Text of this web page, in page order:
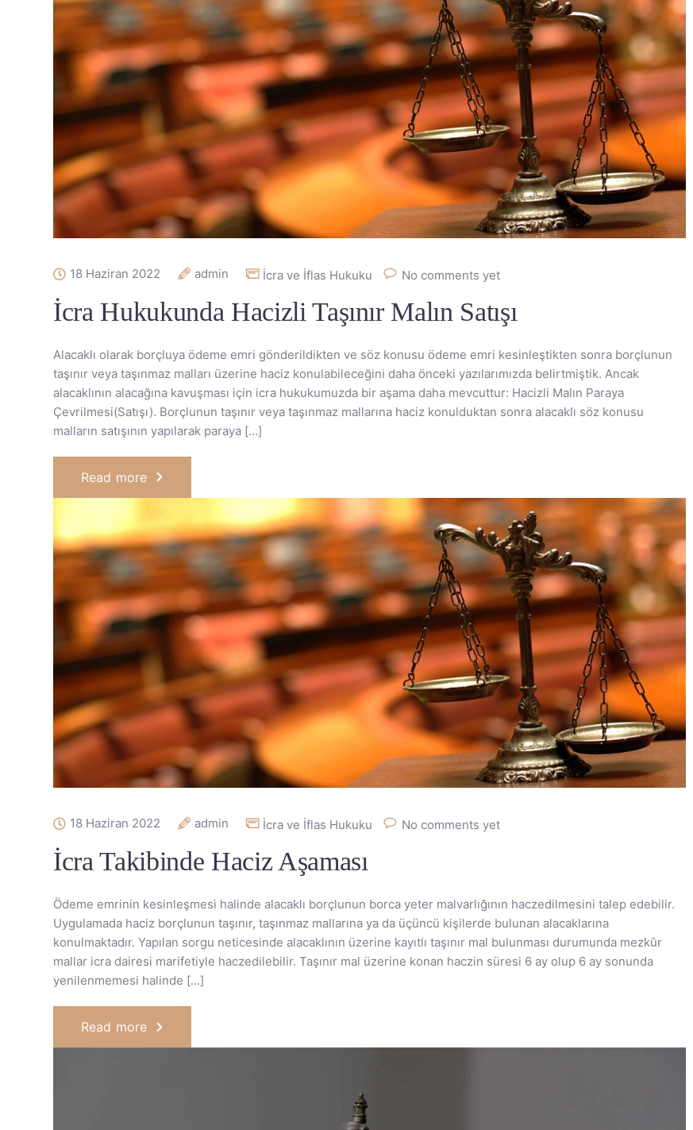
18 Haziran 2022 admin İcra ve İflas Hukuku No comments yet
İcra Hukukunda Hacizli Taşınır Malın Satışı
Alacaklı olarak borçluya ödeme emri gönderildikten ve söz konusu ödeme emri kesinleştikten sonra borçlunun
taşınır veya taşınmaz malları üzerine haciz konulabileceğini daha önceki yazılarımızda belirtmiştik. Ancak
alacaklının alacağına kavuşması için icra hukukumuzda bir aşama daha mevcuttur: Hacizli Malın Paraya
Çevrilmesi(Satışı). Borçlunun taşınır veya taşınmaz mallarına haciz konulduktan sonra alacaklı söz konusu
malların satışının yapılarak paraya […]
Read more
18 Haziran 2022 admin İcra ve İflas Hukuku No comments yet
İcra Takibinde Haciz Aşaması
Ödeme emrinin kesinleşmesi halinde alacaklı borçlunun borca yeter malvarlığının haczedilmesini talep edebilir.
Uygulamada haciz borçlunun taşınır, taşınmaz mallarına ya da üçüncü kişilerde bulunan alacaklarına
konulmaktadır. Yapılan sorgu neticesinde alacaklının üzerine kayıtlı taşınır mal bulunması durumunda mezkûr
mallar icra dairesi marifetiyle haczedilebilir. Taşınır mal üzerine konan haczin süresi 6 ay olup 6 ay sonunda
yenilenmemesi halinde […]
Read more